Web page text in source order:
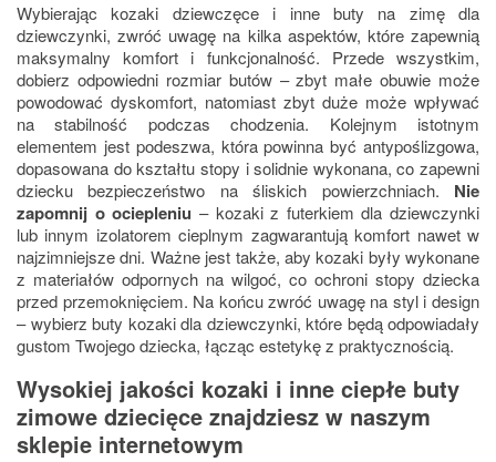
Wybierając kozaki dziewczęce i inne buty na zimę dla
dziewczynki, zwróć uwagę na kilka aspektów, które zapewnią
maksymalny komfort i funkcjonalność. Przede wszystkim,
dobierz odpowiedni rozmiar butów – zbyt małe obuwie może
powodować dyskomfort, natomiast zbyt duże może wpływać
na stabilność podczas chodzenia. Kolejnym istotnym
elementem jest podeszwa, która powinna być antypoślizgowa,
dopasowana do kształtu stopy i solidnie wykonana, co zapewni
dziecku bezpieczeństwo na śliskich powierzchniach. Nie
zapomnij o ociepleniu – kozaki z futerkiem dla dziewczynki
lub innym izolatorem cieplnym zagwarantują komfort nawet w
najzimniejsze dni. Ważne jest także, aby kozaki były wykonane
z materiałów odpornych na wilgoć, co ochroni stopy dziecka
przed przemoknięciem. Na końcu zwróć uwagę na styl i design
– wybierz buty kozaki dla dziewczynki, które będą odpowiadały
gustom Twojego dziecka, łącząc estetykę z praktycznością.
Wysokiej jakości kozaki i inne ciepłe buty
zimowe dziecięce znajdziesz w naszym
sklepie internetowym